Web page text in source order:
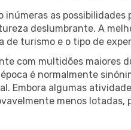
inúmeras as
deslumbrante. A
de turismo e o tipo de
com multidões maiores
é normalmente
Embora algumas
menos lotadas,